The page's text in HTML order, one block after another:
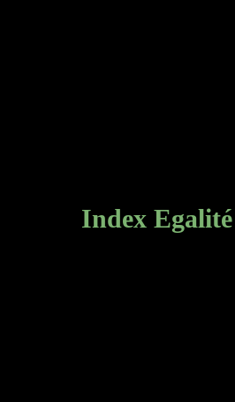
Index Egalité